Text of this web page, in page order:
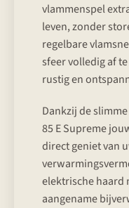
vlammenspel
leven, zonder
regelbare
sfeer volledig af
rustig en
Dankzij de
85 E Supreme
direct geniet van
elektrische haard
aangename